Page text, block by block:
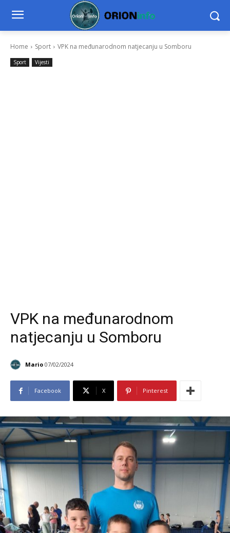
Home Sport VPK na međunarodnom natjecanju u Somboru
Sport Vijesti
VPK na međunarodnom
natjecanju u Somboru
Mario 07/02/2024
Facebook X Pinterest